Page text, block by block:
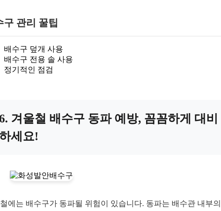
구 관리 꿀팁
배수구 덮개 사용
배수구 전용 솔 사용
정기적인 점검
겨울철 배수구 동파 예방, 꼼꼼하게 대비
세요!
에는 배수구가 동파될 위험이 있습니다. 동파는 배수관 내부